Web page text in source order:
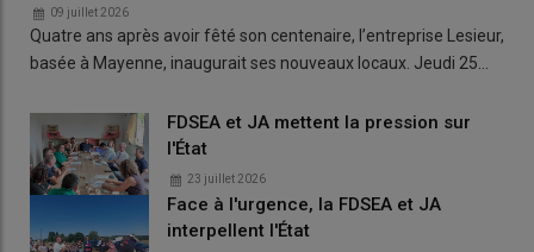
09 juillet 2026
Quatre ans après avoir fêté son centenaire, l’entreprise Lesieur,
basée à Mayenne, inaugurait ses nouveaux locaux. Jeudi 25…
FDSEA et JA mettent la pression sur
l'État
23 juillet 2026
Face à l'urgence, la FDSEA et JA
interpellent l'État